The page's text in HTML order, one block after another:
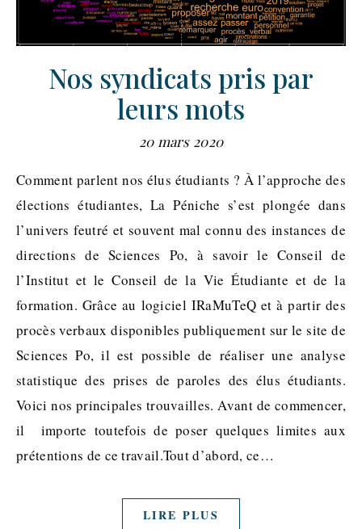
Nos syndicats pris par
leurs mots
20 mars 2020
Comment parlent nos élus étudiants ? À l’approche des
élections étudiantes, La Péniche s’est plongée dans
l’univers feutré et souvent mal connu des instances de
directions de Sciences Po, à savoir le Conseil de
l’Institut et le Conseil de la Vie Étudiante et de la
formation. Grâce au logiciel IRaMuTeQ et à partir des
procès verbaux disponibles publiquement sur le site de
Sciences Po, il est possible de réaliser une analyse
statistique des prises de paroles des élus étudiants.
Voici nos principales trouvailles. Avant de commencer,
il importe toutefois de poser quelques limites aux
prétentions de ce travail.Tout d’abord, ce…
LIRE PLUS